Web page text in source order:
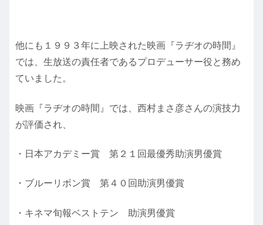
他にも１９９３年に上映された映画『ラヂオの時間』
では、生放送の責任者であるプロデューサー役と務め
ていました。
映画『ラヂオの時間』では、西村まさ彦さんの演技力
が評価され、
・日本アカデミー賞 第２１回最優秀助演男優賞
・ブルーリボン賞 第４０回助演男優賞
・キネマ旬報ベストテン 助演男優賞